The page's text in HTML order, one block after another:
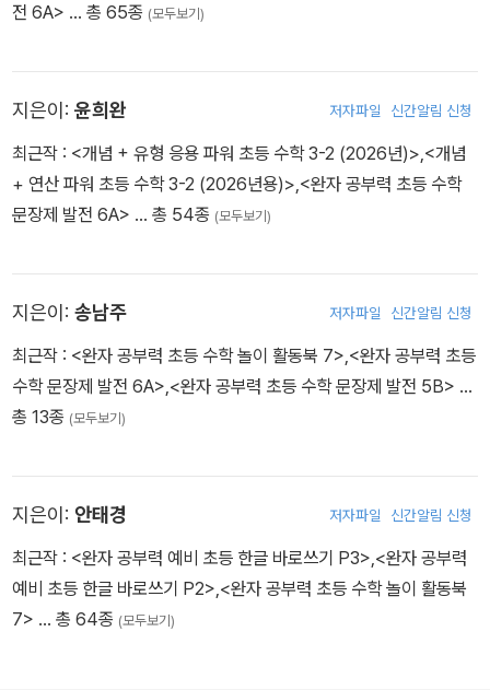
전 6A> … 총 65종 (모두보기)
지은이: 윤희완 저자파일 신간알림 신청
최근작 : <개념 + 유형 응용 파워 초등 수학 3-2 (2026년)>,<개념
+ 연산 파워 초등 수학 3-2 (2026년용)>,<완자 공부력 초등 수학
문장제 발전 6A> … 총 54종 (모두보기)
지은이: 송남주 저자파일 신간알림 신청
최근작 : <완자 공부력 초등 수학 놀이 활동북 7>,<완자 공부력 초등
수학 문장제 발전 6A>,<완자 공부력 초등 수학 문장제 발전 5B> …
총 13종 (모두보기)
지은이: 안태경 저자파일 신간알림 신청
최근작 : <완자 공부력 예비 초등 한글 바로쓰기 P3>,<완자 공부력
예비 초등 한글 바로쓰기 P2>,<완자 공부력 초등 수학 놀이 활동북
7> … 총 64종 (모두보기)